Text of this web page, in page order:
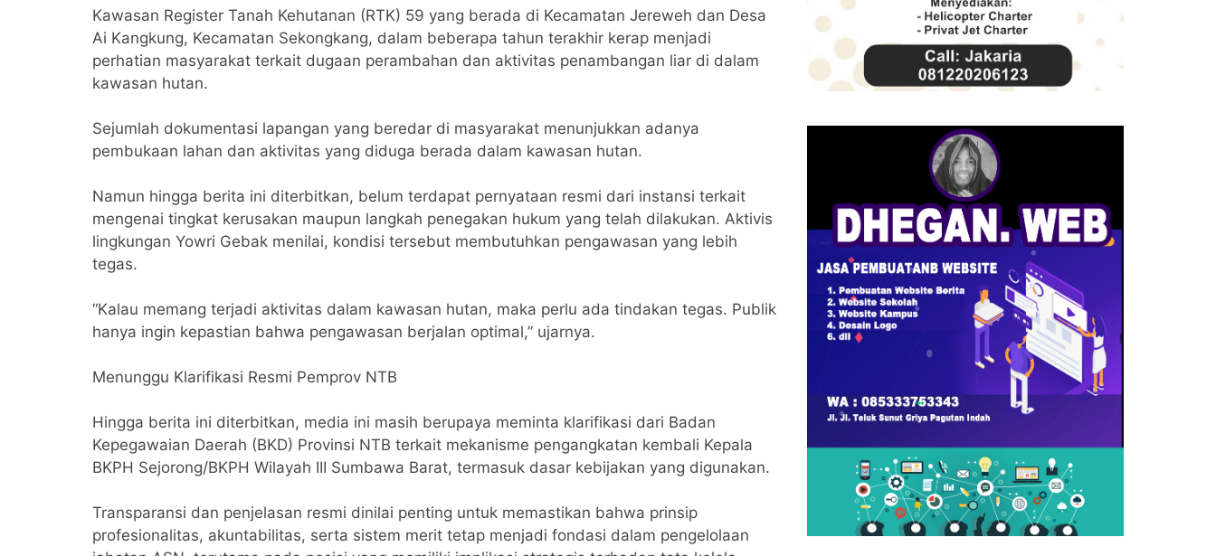
‎Kawasan Register Tanah Kehutanan (RTK) 59 yang berada di Kecamatan Jereweh dan Desa
Ai Kangkung, Kecamatan Sekongkang, dalam beberapa tahun terakhir kerap menjadi
perhatian masyarakat terkait dugaan perambahan dan aktivitas penambangan liar di dalam
kawasan hutan.
Sejumlah dokumentasi lapangan yang beredar di masyarakat menunjukkan adanya
pembukaan lahan dan aktivitas yang diduga berada dalam kawasan hutan.
‎Namun hingga berita ini diterbitkan, belum terdapat pernyataan resmi dari instansi terkait
mengenai tingkat kerusakan maupun langkah penegakan hukum yang telah dilakukan. Aktivis
lingkungan Yowri Gebak menilai, kondisi tersebut membutuhkan pengawasan yang lebih
tegas.
‎“Kalau memang terjadi aktivitas dalam kawasan hutan, maka perlu ada tindakan tegas. Publik
hanya ingin kepastian bahwa pengawasan berjalan optimal,” ujarnya.
‎Menunggu Klarifikasi Resmi Pemprov NTB
Hingga berita ini diterbitkan, media ini masih berupaya meminta klarifikasi dari Badan
Kepegawaian Daerah (BKD) Provinsi NTB terkait mekanisme pengangkatan kembali Kepala
BKPH Sejorong/BKPH Wilayah III Sumbawa Barat, termasuk dasar kebijakan yang digunakan.
‎Transparansi dan penjelasan resmi dinilai penting untuk memastikan bahwa prinsip
profesionalitas, akuntabilitas, serta sistem merit tetap menjadi fondasi dalam pengelolaan